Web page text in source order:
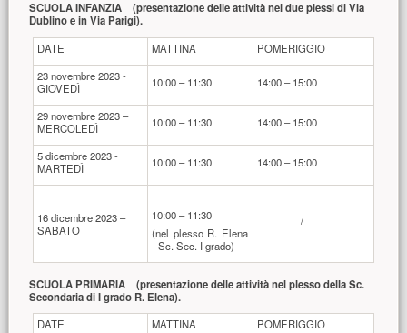
SCUOLA INFANZIA (presentazione delle attività nei due plessi di Via
Dublino e in Via Parigi).
DATE
MATTINA
POMERIGGIO
23 novembre 2023 -
GIOVEDÌ
10:00 – 11:30 14:00 – 15:00
29 novembre 2023 –
MERCOLEDÌ
10:00 – 11:30 14:00 – 15:00
5 dicembre 2023 -
MARTEDÌ
10:00 – 11:30 14:00 – 15:00
16 dicembre 2023 –
SABATO
10:00 – 11:30
(nel plesso R. Elena
- Sc. Sec. I grado)
/
SCUOLA PRIMARIA (presentazione delle attività nel plesso della Sc.
Secondaria di I grado R. Elena).
DATE
MATTINA
POMERIGGIO